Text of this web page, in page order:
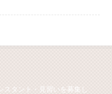
タント・見習いを募集し